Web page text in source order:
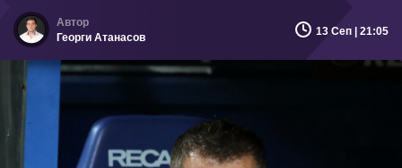
Георги Атанасов 13 Сеп | 21:05